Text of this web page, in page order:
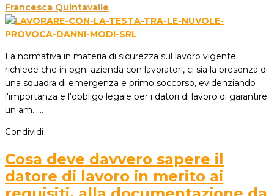
Francesca Quintavalle
La normativa in materia di sicurezza sul lavoro vigente
richiede che in ogni azienda con lavoratori, ci sia la presenza di
una squadra di emergenza e primo soccorso, evidenziando
l'importanza e l'obbligo legale per i datori di lavoro di garantire
un am...…
Condividi
Cosa deve davvero sapere il
datore di lavoro in merito ai